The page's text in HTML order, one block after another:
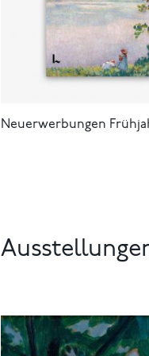
Neuerwerbungen